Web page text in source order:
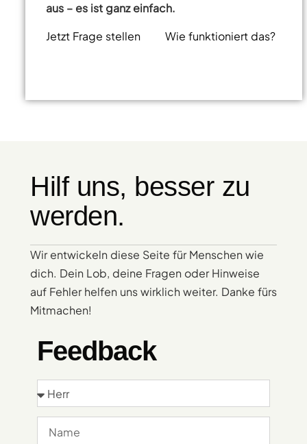
aus – es ist ganz einfach.
Jetzt Frage stellen
Wie funktioniert das?
Hilf uns, besser zu
werden.
Wir entwickeln diese Seite für Menschen wie
dich. Dein Lob, deine Fragen oder Hinweise
auf Fehler helfen uns wirklich weiter. Danke fürs
Mitmachen!
Feedback